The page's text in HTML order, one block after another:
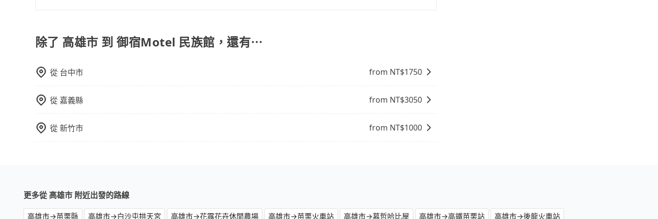
除了 高雄市 到 御宿Motel 民族館，還有⋯
從 台中市 from NT$1750
從 嘉義縣 from NT$3050
從新竹市 from NT$1000
更多從 高雄市 附近出發的路線
高雄市→苗栗縣 高雄市→白沙屯拱天宮 高雄市→花露花卉休閒農場 高雄市→苗栗火車站 高雄市→慕哲哈比屋 高雄市→高鐵苗栗站 高雄市→後龍火車站